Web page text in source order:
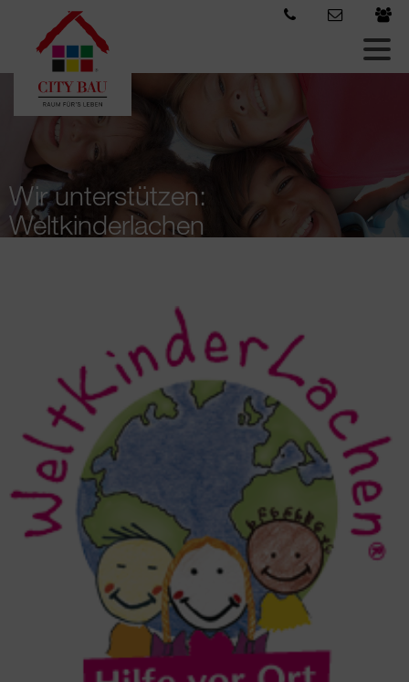
Wir unterstützen:
Weltkinderlachen